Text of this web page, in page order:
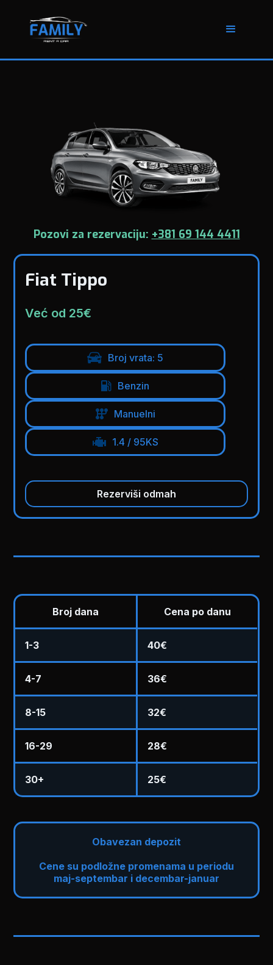
Pozovi za rezervaciju: +381 69 144 4411
Fiat Tippo
Već od 25€
Broj vrata: 5
Benzin
Manuelni
1.4 / 95KS
Rezerviši odmah
Broj dana Cena po danu
1-3 40€
4-7 36€
8-15 32€
16-29 28€
30+ 25€
Obavezan depozit
Cene su podložne promenama u periodu
maj-septembar i decembar-januar